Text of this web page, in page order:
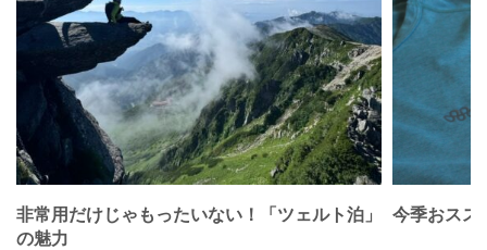
非常用だけじゃもったいない！「ツェルト泊」
の魅力
今季おスス